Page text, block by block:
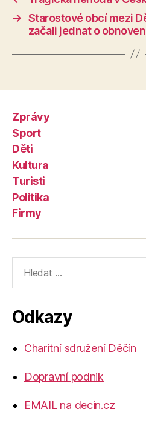
→ Starostové obcí mezi
začali jednat o
Zprávy
Sport
Děti
Kultura
Turisti
Politika
Firmy
vyhledávání:
Odkazy
Charitní sdružení Děčín
Dopravní podnik
EMAIL na decin.cz